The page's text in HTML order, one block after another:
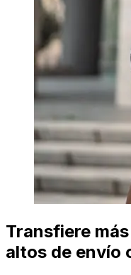
Transfiere
altos de envío